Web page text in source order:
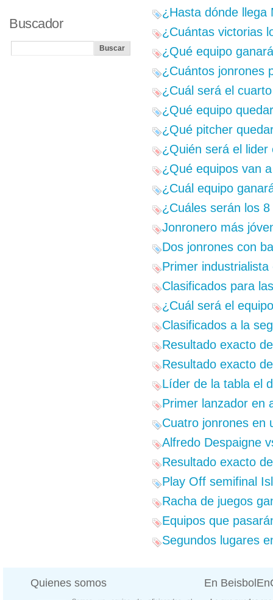
¿Hasta dónde llega
¿Cuántas victorias
¿Qué equipo
¿Cuántos jonrones
¿Cuál será el
¿Qué equipo
¿Qué pitcher
¿Quién será el lider
¿Qué equipos van
¿Cuál equipo
¿Cuáles serán los
Jonronero más
Dos jonrones con
Primer
Clasificados para
¿Cuál será el
Clasificados a la
Resultado exacto
Resultado exacto
Líder de la tabla el
Primer lanzador en
Cuatro jonrones en
Alfredo Despaigne
Resultado exacto
Play Off semifinal
Racha de juegos
Equipos que
Segundos lugares
Buscador
Quienes somos En